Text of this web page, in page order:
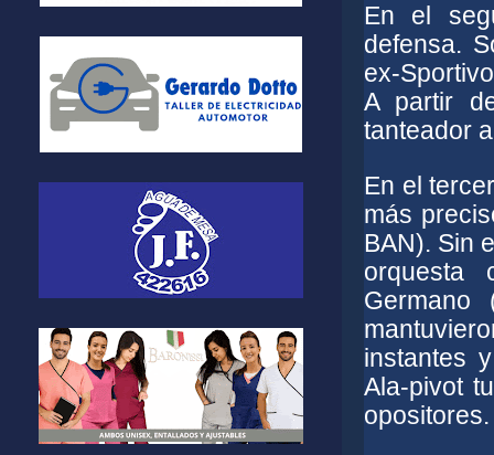
En el
defensa.
ex-
A partir
tanteador
En el
más
BAN). Sin
orquesta
instantes
Ala-pivot
opositores.